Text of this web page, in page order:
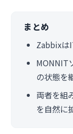
まとめ
Zabbixは
MONNIT
の状態を
両者を組
を自然に